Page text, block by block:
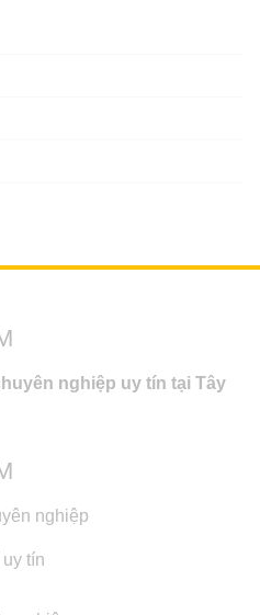
nghiệp uy tín tại Tây
nghiệp
tín